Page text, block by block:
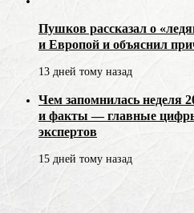
Пушков рассказал о
и Европой и объяснил
13 дней тому назад
Чем запомнилась неделя
и факты — главные
экспертов
15 дней тому назад